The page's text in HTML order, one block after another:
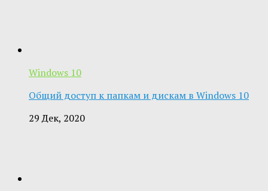
Windows 10
Общий доступ к папкам и дискам в Windows 10
29 Дек, 2020